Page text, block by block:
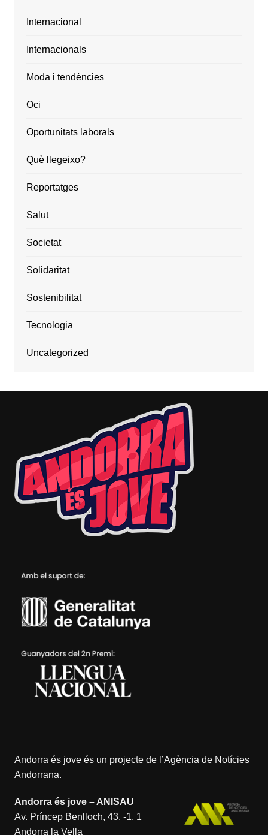
Internacional
Internacionals
Moda i tendències
Oci
Oportunitats laborals
Què llegeixo?
Reportatges
Salut
Societat
Solidaritat
Sostenibilitat
Tecnologia
Uncategorized
Andorra és jove és un projecte de l’Agència de Notícies
Andorrana.
Andorra és jove – ANISAU
Av. Príncep Benlloch, 43, -1, 1
Andorra la Vella